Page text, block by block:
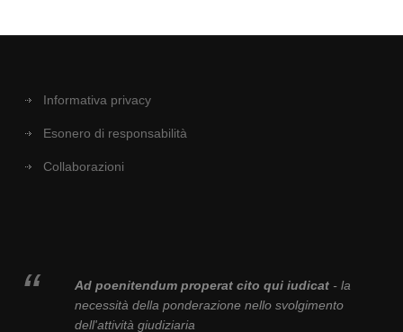
Informativa privacy
Esonero di responsabilità
Collaborazioni
Ad poenitendum properat cito qui iudicat- la
necessità della ponderazione nello svolgimento
dell'attività giudiziaria